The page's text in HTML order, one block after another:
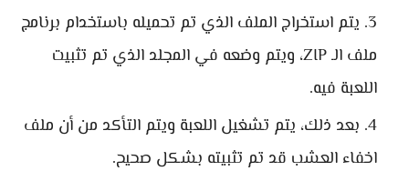
يتم استخراج الملف الذي تم تحميله باستخدام برنامج
ملف الـ ZIP، ويتم وضعه في المجلد الذي تم تثبيت
اللعبة فيه.
بعد ذلك، يتم تشغيل اللعبة ويتم التأكد من أن ملف
اخفاء العشب قد تم تثبيته بشكل صحيح.